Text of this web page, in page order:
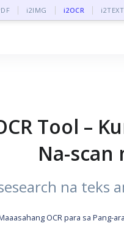
i2IMG i2OCR i2TEXT
Tool –
Na-scan
na teks
OCR para sa Pang-